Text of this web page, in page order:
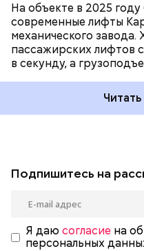
На объекте в 2025
современные лифты
механического
пассажирских лифтов
в секунду, а
Подпишитесь на
Я даю согласие на
персональных